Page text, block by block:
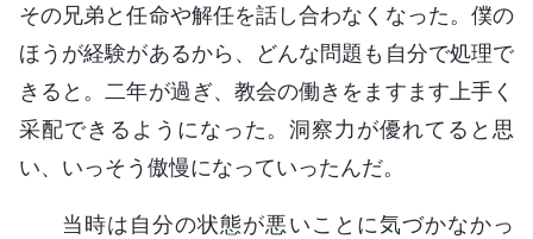
その兄弟と任命や解任を話し合わなくなった。僕の
ほうが経験があるから、どんな問題も自分で処理で
きると。二年が過ぎ、教会の働きをますます上手く
采配できるようになった。洞察力が優れてると思
い、いっそう傲慢になっていったんだ。
当時は自分の状態が悪いことに気づかなかっ